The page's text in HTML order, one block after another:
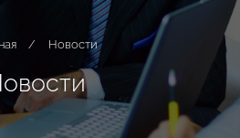
/ Новости
овости